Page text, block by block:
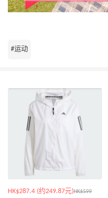
#运动
HK$287.4 (约249.87元)HK$599